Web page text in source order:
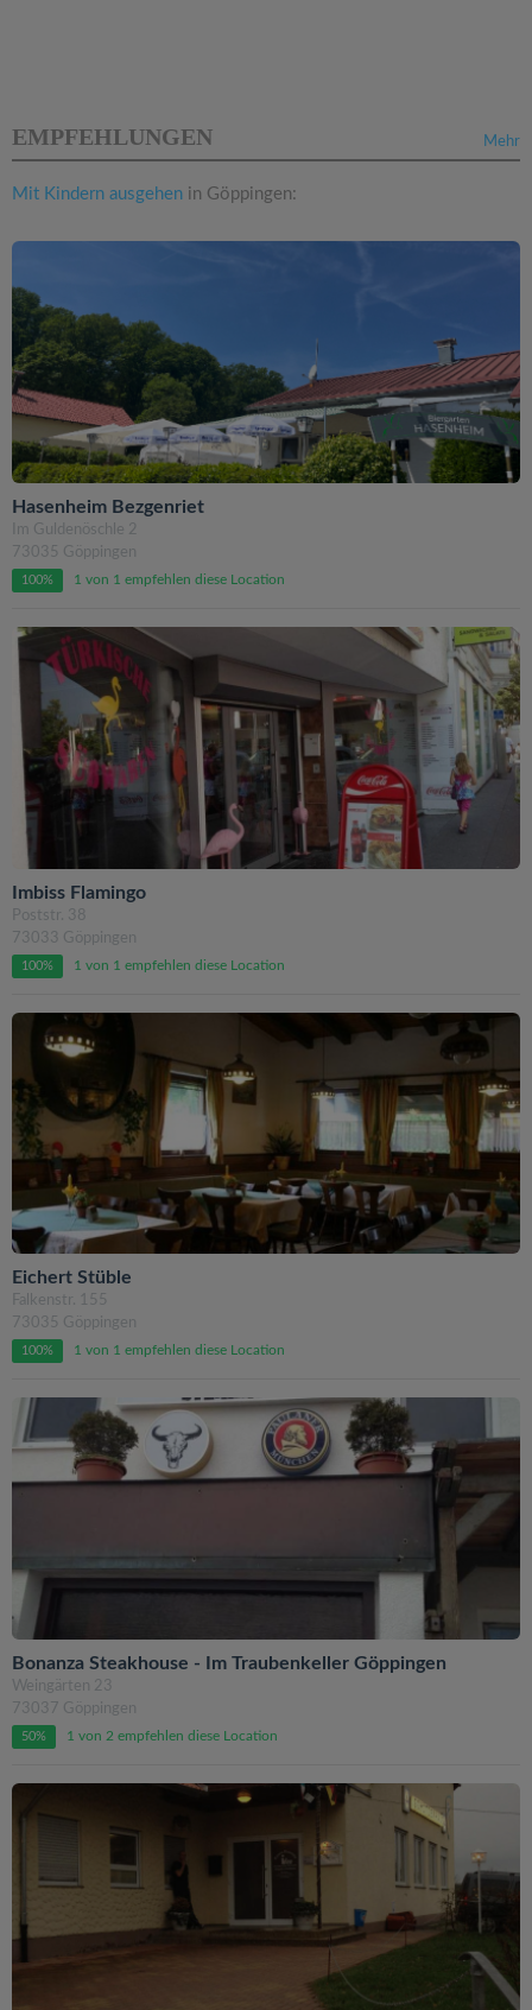
Mehr
EMPFEHLUNGEN
Mit Kindern ausgehen in Göppingen:
Hasenheim Bezgenriet
Im Guldenöschle 2
73035 Göppingen
100% 1 von 1 empfehlen diese Location
Imbiss Flamingo
Poststr. 38
73033 Göppingen
100% 1 von 1 empfehlen diese Location
Eichert Stüble
Falkenstr. 155
73035 Göppingen
100% 1 von 1 empfehlen diese Location
Bonanza Steakhouse - Im Traubenkeller Göppingen
Weingärten 23
73037 Göppingen
50% 1 von 2 empfehlen diese Location